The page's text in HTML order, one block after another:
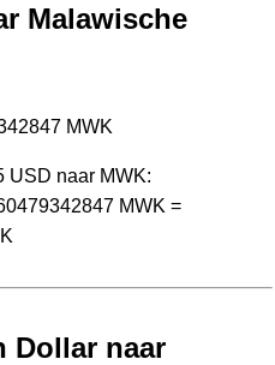
Malawische
MWK
USD naar MWK:
MWK =
Dollar naar